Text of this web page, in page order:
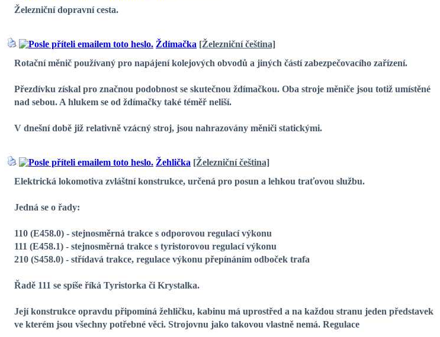
Železniční dopravní cesta.
Ždímačka [Železniční čeština]
Rotační měnič používaný pro napájení kolejových obvodů a jiných částí zabezpečovacího zařízení.
Přezdívku získal pro značnou podobnost se skutečnou ždímačkou. Oba stroje měniče jsou totiž umístěné
nad sebou. A hlukem se od ždímačky také téměř neliší.
V dnešní době již relativně vzácný stroj, jsou nahrazovány měniči statickými.
Žehlička [Železniční čeština]
Elektrická lokomotiva zvláštní konstrukce, určená pro posun a lehkou traťovou službu.
Jedná se o řady:
110 (E458.0) - stejnosměrná trakce s odporovou regulací výkonu
111 (E458.1) - stejnosměrná trakce s tyristorovou regulací výkonu
210 (S458.0) - střídavá trakce, regulace výkonu přepínáním odboček trafa
Řadě 111 se spíše říká Tyristorka či Krystalka.
Její konstrukce opravdu připomíná žehličku, kabinu má uprostřed a na každou stranu jeden představek
ve kterém jsou všechny potřebné věci. Strojovnu jako takovou vlastně nemá. Regulace